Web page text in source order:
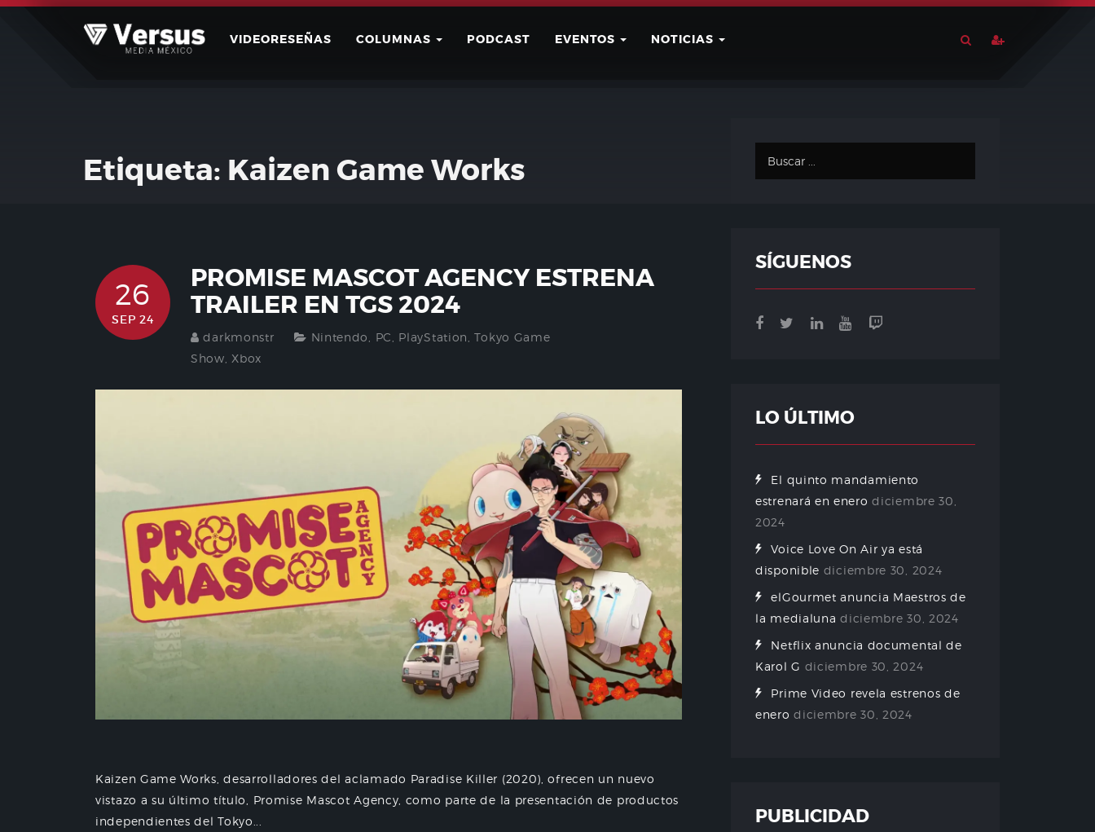
Skip
VIDEORESEÑAS COLUMNAS PODCAST EVENTOS NOTICIAS
Etiqueta: Kaizen Game Works
26
SEP 24
PROMISE MASCOT AGENCY ESTRENA
TRAILER EN TGS 2024
darkmonstr Nintendo PC PlayStation ,Tokyo Game
Show Xbox
Kaizen Game Works, desarrolladores del aclamado Paradise Killer (2020), ofrecen un nuevo
vistazo a su último título, Promise Mascot Agency, como parte de la presentación de productos
independientes del Tokyo...
SÍGUENOS
LO ÚLTIMO
El quinto mandamiento
estrenará en enero diciembre 30,
2024
Voice Love On Air ya está
disponible diciembre 30, 2024
elGourmet anuncia Maestros de
la medialuna diciembre 30, 2024
Netflix anuncia documental de
Karol G diciembre 30, 2024
Prime Video revela estrenos de
enero diciembre 30, 2024
PUBLICIDAD